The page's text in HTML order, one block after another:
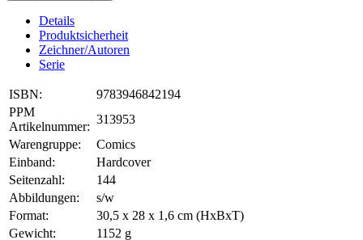
Details
Produktsicherheit
Zeichner/Autoren
Serie
ISBN:
9783946842194
PPM
Artikelnummer:
313953
Warengruppe:
Comics
Einband:
Hardcover
Seitenzahl:
144
Abbildungen:
s/w
Format:
30,5 x 28 x 1,6 cm (HxBxT)
Gewicht:
1152 g